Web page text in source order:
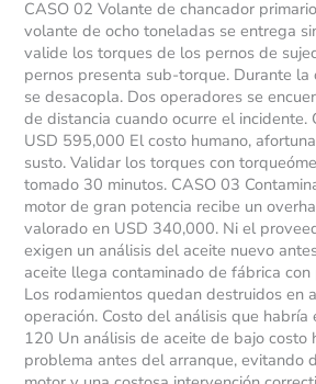
CASO 02 Volante de chancador
volante de ocho toneladas se entrega
valide los torques de los pernos de
pernos presenta sub-torque. Durante la
se desacopla. Dos operadores se
de distancia cuando ocurre el incidente.
USD 595,000 El costo humano,
susto. Validar los torques con
tomado 30 minutos. CASO 03
motor de gran potencia recibe un
valorado en USD 340,000. Ni el
exigen un análisis del aceite nuevo
aceite llega contaminado de fábrica
Los rodamientos quedan destruidos en
operación. Costo del análisis que
120 Un análisis de aceite de bajo costo
problema antes del arranque, evitando